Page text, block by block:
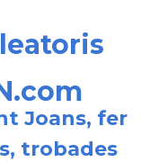
Joans, fer
trobades